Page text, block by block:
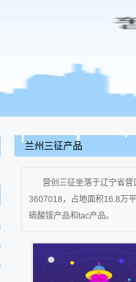
兰州三征产品
营创三征坐落于辽宁省
3607018，占地面积16.8万
硫酸铵产品和tac产品。